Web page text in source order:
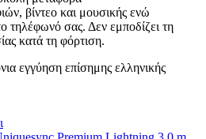
βίντεο και μουσικής ενώ
τηλέφωνό σας. Δεν εμποδίζει τη
κατά τη φόρτιση.
εγγύηση επίσημης ελληνικής